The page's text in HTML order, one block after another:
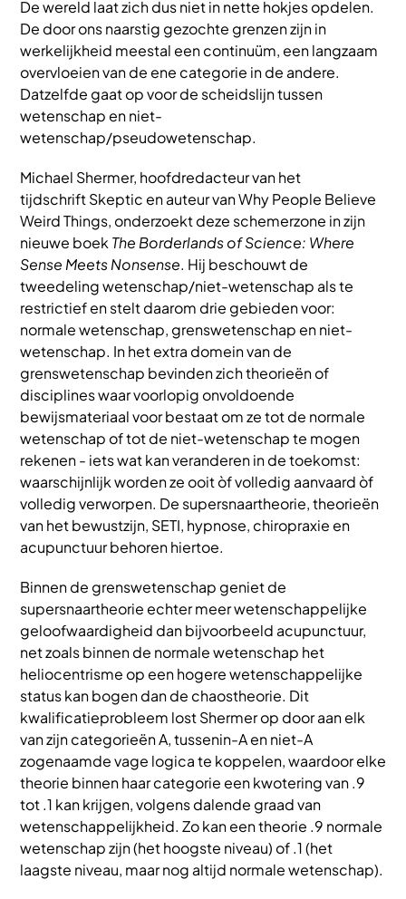
De wereld laat zich dus niet in nette hokjes opdelen.
De door ons naarstig gezochte grenzen zijn in
werkelijkheid meestal een continuüm, een langzaam
overvloeien van de ene categorie in de andere.
Datzelfde gaat op voor de scheidslijn tussen
wetenschap en niet-
wetenschap/pseudowetenschap.
Michael Shermer, hoofdredacteur van het
tijdschrift Skeptic en auteur van Why People Believe
Weird Things, onderzoekt deze schemerzone in zijn
nieuwe boek The Borderlands of Science: Where
Sense Meets Nonsense. Hij beschouwt de
tweedeling wetenschap/niet-wetenschap als te
restrictief en stelt daarom drie gebieden voor:
normale wetenschap, grenswetenschap en niet-
wetenschap. In het extra domein van de
grenswetenschap bevinden zich theorieën of
disciplines waar voorlopig onvoldoende
bewijsmateriaal voor bestaat om ze tot de normale
wetenschap of tot de niet-wetenschap te mogen
rekenen - iets wat kan veranderen in de toekomst:
waarschijnlijk worden ze ooit òf volledig aanvaard òf
volledig verworpen. De supersnaartheorie, theorieën
van het bewustzijn, SETI, hypnose, chiropraxie en
acupunctuur behoren hiertoe.
Binnen de grenswetenschap geniet de
supersnaartheorie echter meer wetenschappelijke
geloofwaardigheid dan bijvoorbeeld acupunctuur,
net zoals binnen de normale wetenschap het
heliocentrisme op een hogere wetenschappelijke
status kan bogen dan de chaostheorie. Dit
kwalificatieprobleem lost Shermer op door aan elk
van zijn categorieën A, tussenin-A en niet-A
zogenaamde vage logica te koppelen, waardoor elke
theorie binnen haar categorie een kwotering van .9
tot .1 kan krijgen, volgens dalende graad van
wetenschappelijkheid. Zo kan een theorie .9 normale
wetenschap zijn (het hoogste niveau) of .1 (het
laagste niveau, maar nog altijd normale wetenschap).